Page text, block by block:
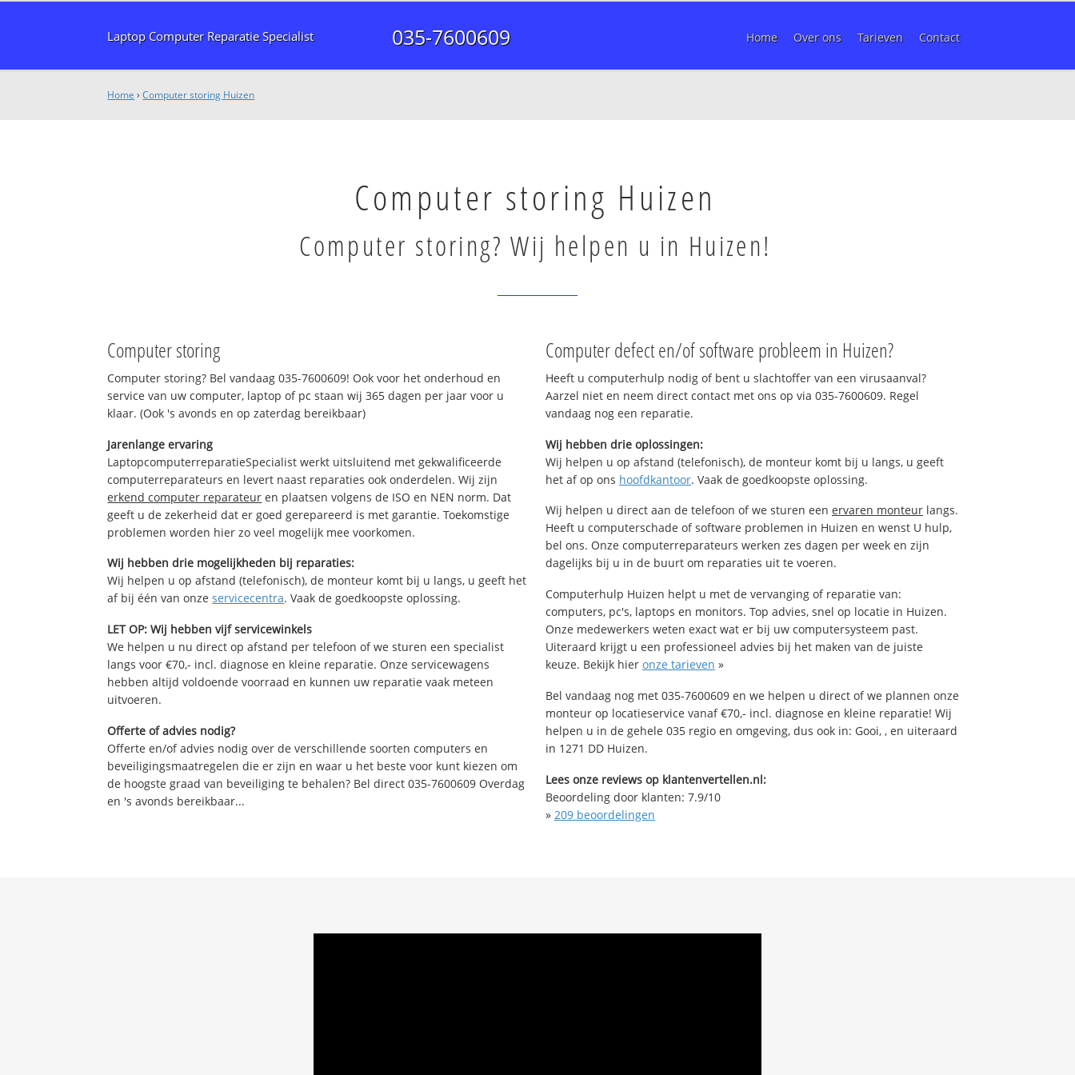
Laptop Computer Reparatie Specialist 035-7600609 Home Over ons Tarieven Contact
Home ›Computer storing Huizen
Computer storing Huizen
Computer storing? Wij helpen u in Huizen!
Computer storing
Computer storing? Bel vandaag 035-7600609! Ook voor het onderhoud en
service van uw computer, laptop of pc staan wij 365 dagen per jaar voor u
klaar. (Ook 's avonds en op zaterdag bereikbaar)
Jarenlange ervaring
LaptopcomputerreparatieSpecialist werkt uitsluitend met gekwalificeerde
computerreparateurs en levert naast reparaties ook onderdelen. Wij zijn
erkend computer reparateur en plaatsen volgens de ISO en NEN norm. Dat
geeft u de zekerheid dat er goed gerepareerd is met garantie. Toekomstige
problemen worden hier zo veel mogelijk mee voorkomen.
Wij hebben drie mogelijkheden bij reparaties:
Wij helpen u op afstand (telefonisch), de monteur komt bij u langs, u geeft het
af bij één van onzeservicecentra. Vaak de goedkoopste oplossing.
LET OP: Wij hebben vijf servicewinkels
We helpen u nu direct op afstand per telefoon of we sturen een specialist
langs voor €70,- incl. diagnose en kleine reparatie. Onze servicewagens
hebben altijd voldoende voorraad en kunnen uw reparatie vaak meteen
uitvoeren.
Offerte of advies nodig?
Offerte en/of advies nodig over de verschillende soorten computers en
beveiligingsmaatregelen die er zijn en waar u het beste voor kunt kiezen om
de hoogste graad van beveiliging te behalen? Bel direct 035-7600609 Overdag
en 's avonds bereikbaar...
Computer defect en/of software probleem in Huizen?
Heeft u computerhulp nodig of bent u slachtoffer van een virusaanval?
Aarzel niet en neem direct contact met ons op via 035-7600609. Regel
vandaag nog een reparatie.
Wij hebben drie oplossingen:
Wij helpen u op afstand (telefonisch), de monteur komt bij u langs, u geeft
het af op ons hoofdkantoor. Vaak de goedkoopste oplossing.
Wij helpen u direct aan de telefoon of we sturen een ervaren monteur langs.
Heeft u computerschade of software problemen in Huizen en wenst U hulp,
bel ons. Onze computerreparateurs werken zes dagen per week en zijn
dagelijks bij u in de buurt om reparaties uit te voeren.
Computerhulp Huizen helpt u met de vervanging of reparatie van:
computers, pc's, laptops en monitors. Top advies, snel op locatie in Huizen.
Onze medewerkers weten exact wat er bij uw computersysteem past.
Uiteraard krijgt u een professioneel advies bij het maken van de juiste
keuze. Bekijk hier onze tarieven »
Bel vandaag nog met 035-7600609 en we helpen u direct of we plannen onze
monteur op locatieservice vanaf €70,- incl. diagnose en kleine reparatie! Wij
helpen u in de gehele 035 regio en omgeving, dus ook in: Gooi, , en uiteraard
in 1271 DD Huizen.
Lees onze reviews op klantenvertellen.nl:
Beoordeling door klanten: 7.9/10
» 209 beoordelingen